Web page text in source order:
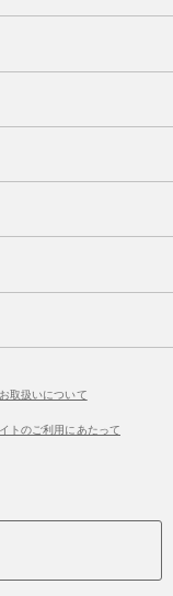
取扱いについて
トのご利用にあたって